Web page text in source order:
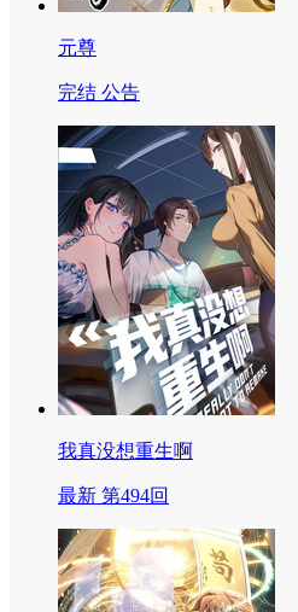
元尊
完结 公告
我真没想重生啊
最新 第494回